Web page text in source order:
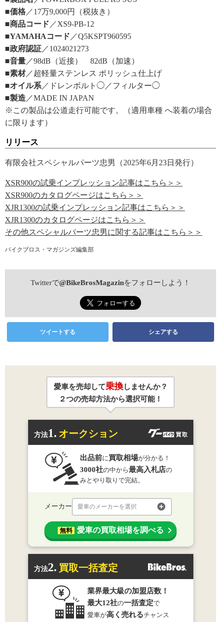
■価格 ／17万9,000円（税抜き）
■商品コード ／XS9-PB-12
■YAMAHAコード ／Q5KSPT960595
■政府認証 ／1024021273
■音量 ／98dB（近接） 82dB（加速）
■素材／超軽量ステンレス ポリッシュ仕上げ
■オイル系 ／ドレンボルト◯／フィルター◯
■製造 ／MADE IN JAPAN
※この製品は公道走行可能です。（適用車種 へ装着の場合
に限ります）
リリース
有限会社スペシャルパーツ忠男（2025年6月23日発行）
XSR900の試乗インプレッション記事はこちら＞＞
XSR900のカタログページはこちら＞＞
XJR1300の試乗インプレッション記事はこちら＞＞
XJR1300のカタログページはこちら＞＞
その他スペシャルパーツ忠男に関する記事はこちら＞＞
バイクブロス・マガジンズ編集部
Twitterで@BikeBrosMagazinをフォローしよう！
ツイートする シェアする
愛車を売却して乗換しませんか？
２つの売却方法から選択可能！
方法1. オークション
出品前に 買取相場が分かる！
3000社の中から最高入札店の
みとやり取りで完結。
メーカー 愛車のメーカーを選択
無料 愛車の買取相場を調べる
方法2. 買取一括査定
業界最大級の加盟店数！
最大12社の一括査定で
愛車が高く売れるチャンス